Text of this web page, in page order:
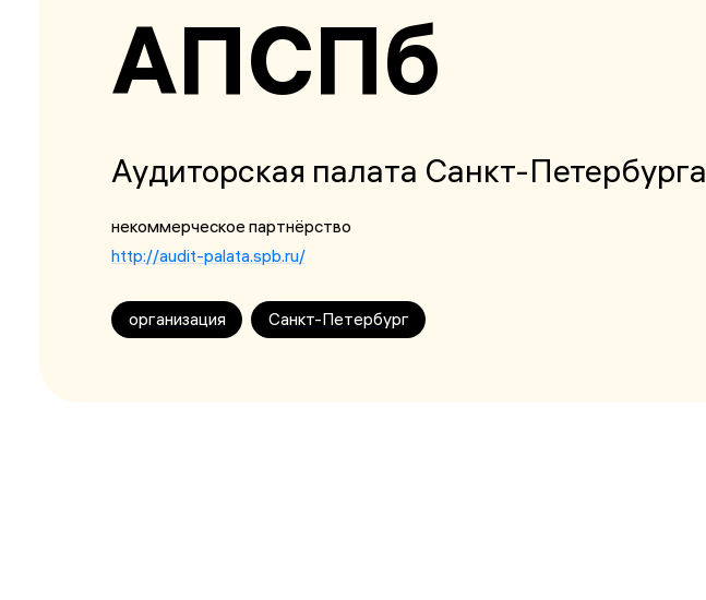
АПСПб
Аудиторская палата Санкт-Петербурга
некоммерческое партнёрство
http://audit-palata.spb.ru/
организация Санкт-Петербург